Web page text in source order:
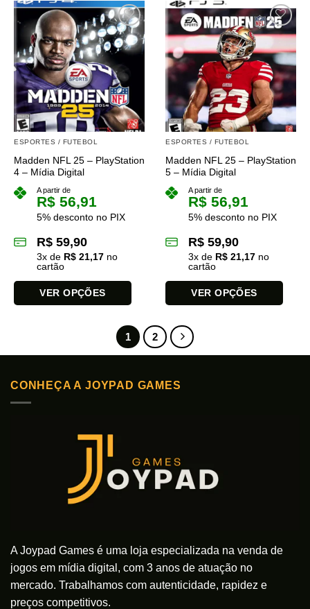
tem
várias
variantes.
As
opções
podem
ser
escolhidas
na
página
produto
ESPORTES / FUTEBOL
Madden NFL 25 – PlayStation
4 – Mídia Digital
A partir de
R$ 56,91
5% desconto no PIX
R$ 59,90
3x de R$ 21,17 no
cartão
VER OPÇÕES
várias
As
ESPORTES / FUTEBOL
Madden NFL 25 – PlayStation
5 – Mídia Digital
A partir de
R$ 56,91
5% desconto no PIX
R$ 59,90
3x de R$ 21,17 no
cartão
VER OPÇÕES
produto
tem
várias
As
na
página
do
1 2
CONHEÇA A JOYPAD GAMES
A Joypad Games é uma loja especializada na venda de
jogos em mídia digital, com 3 anos de atuação no
mercado. Trabalhamos com autenticidade, rapidez e
preços competitivos.